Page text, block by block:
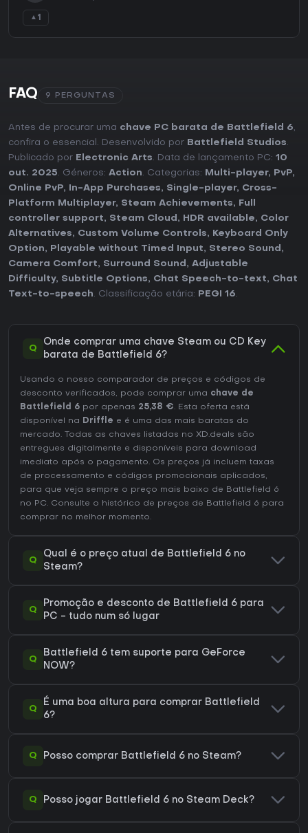
▲ 1
FAQ 9 PERGUNTAS
Antes de procurar uma chave PC barata de Battlefield 6,
confira o essencial. Desenvolvido por Battlefield Studios.
Publicado por Electronic Arts. Data de lançamento PC: 10
out. 2025. Géneros: Action. Categorias: Multi-player, PvP,
Online PvP, In-App Purchases, Single-player, Cross-
Platform Multiplayer, Steam Achievements,
Full
controller support, Steam Cloud , HDR available, Color
Alternatives, Custom Volume Controls,
Keyboard Only
Option, Playable without Timed Input, Stereo Sound ,
Camera Comfort, Surround Sound , Adjustable
Difficulty, Subtitle Options, Chat Speech-to-text, Chat
Text-to-speech. Classificação etária: PEGI 16.
Q
Onde comprar uma chave Steam ou CD Key
barata de Battlefield 6?
Usando o nosso comparador de preços e códigos de
desconto verificados, pode comprar uma chave de
Battlefield 6 por apenas 25,38 €. Esta oferta está
disponível na Driffle e é uma das mais baratas do
mercado. Todas as chaves listadas no XD.deals são
entregues digitalmente e disponíveis para download
imediato após o pagamento. Os preços já incluem taxas
de processamento e códigos promocionais aplicados,
para que veja sempre o preço mais baixo de Battlefield 6
no PC. Consulte o histórico de preços de Battlefield 6 para
comprar no melhor momento.
Q
Qual é o preço atual de Battlefield 6 no
Steam?
Q
Promoção e desconto de Battlefield 6 para
PC - tudo num só lugar
Q
Battlefield 6 tem suporte para GeForce
NOW?
Q
É uma boa altura para comprar Battlefield
6?
Q Posso comprar Battlefield 6 no Steam?
Q Posso jogar Battlefield 6 no Steam Deck?